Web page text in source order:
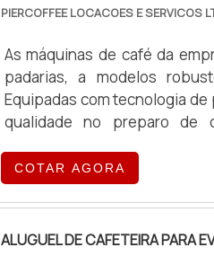
PIERCOFFEE LOCACOES E SERVICOS
As máquinas de café da
padarias, a modelos
Equipadas com tecnologia
qualidade no preparo de
COTAR AGORA
ALUGUEL DE CAFETEIRA PARA